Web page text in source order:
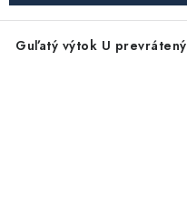
Guľatý výtok U prevrátený